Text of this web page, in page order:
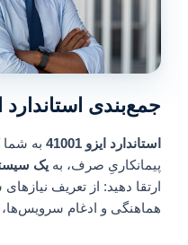
جمع‌بندی استاندارد ایزو
استاندارد ایزو 41001
پیمانکاریِ صرف، بهیک
ارتقا دهید: از تعریف
هماهنگی و ادغام سرویس‌ها،